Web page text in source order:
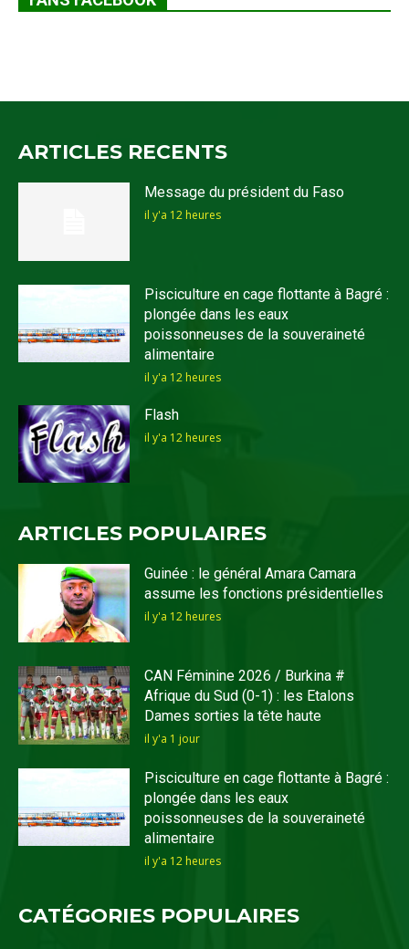
ARTICLES RECENTS
Message du président du Faso
il y'a 12 heures
Pisciculture en cage flottante à Bagré :
plongée dans les eaux
poissonneuses de la souveraineté
alimentaire
il y'a 12 heures
Flash
il y'a 12 heures
ARTICLES POPULAIRES
Guinée : le général Amara Camara
assume les fonctions présidentielles
il y'a 12 heures
CAN Féminine 2026 / Burkina #
Afrique du Sud (0-1) : les Etalons
Dames sorties la tête haute
il y'a 1 jour
Pisciculture en cage flottante à Bagré :
plongée dans les eaux
poissonneuses de la souveraineté
alimentaire
il y'a 12 heures
CATÉGORIES POPULAIRES